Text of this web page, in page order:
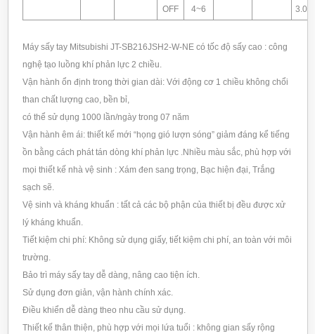
OFF 4~6
Máy sấy tay Mitsubishi JT-SB216JSH2-W-NE có tốc độ sấy cao : công
nghệ tạo luồng khí phản lực 2 chiều.
Vận hành ổn định trong thời gian dài: Với động cơ 1 chiều không chổi
than chất lượng cao, bền bỉ,
có thể sử dụng 1000 lần/ngày trong 07 năm
Vận hành êm ái: thiết kế mới “họng gió lượn sóng” giảm đáng kể tiếng
ồn bằng cách phát tán dòng khí phản lực .Nhiều màu sắc, phù hợp với
mọi thiết kế nhà vệ sinh : Xám đen sang trọng, Bạc hiện đại, Trắng
sạch sẽ.
Vệ sinh và kháng khuẩn : tất cả các bộ phận của thiết bị đều được xử
lý kháng khuẩn.
Tiết kiệm chi phí: Không sử dụng giấy, tiết kiệm chi phí, an toàn với môi
trường.
Bảo trì máy sấy tay dễ dàng, nâng cao tiện ích.
Sử dụng đơn giản, vận hành chính xác.
Điều khiển dễ dàng theo nhu cầu sử dụng.
Thiết kế thân thiện, phù hợp với mọi lứa tuổi : không gian sấy rộng